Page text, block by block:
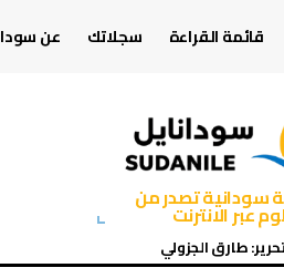
قائمة القراءة سجلاتك عن
سودانية تصدر من
عبر الانترنت
طارق الجزولي